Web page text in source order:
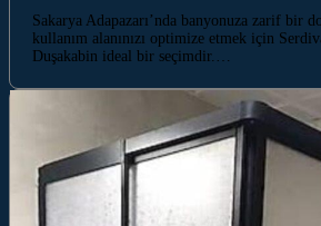
Sakarya Adapazarı’nda banyonuza zarif bir
kullanım alanınızı optimize etmek için
Duşakabin ideal bir seçimdir.…